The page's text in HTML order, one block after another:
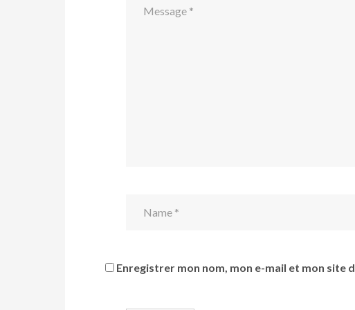
Enregistrer mon nom, mon e-mail et mon site